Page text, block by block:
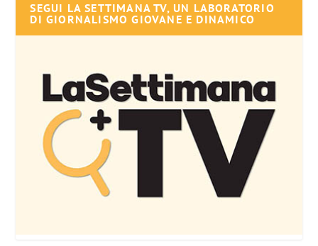
SEGUI LA SETTIMANA TV, UN LABORATORIO
DI GIORNALISMO GIOVANE E DINAMICO